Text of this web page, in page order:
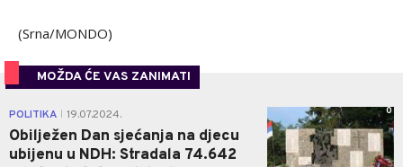
(Srna/MONDO)
MOŽDA ĆE VAS ZANIMATI
POLITIKA 19.07.2024.
Obilježen Dan sjećanja na djecu
ubijenu u NDH: Stradala 74.642
0